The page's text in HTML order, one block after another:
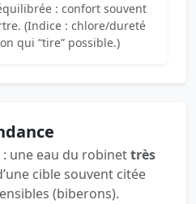
: confort souvent
(Indice : chlore/dureté
qui “tire” possible.)
: une eau du robinettrès
cible souvent citée
(biberons).